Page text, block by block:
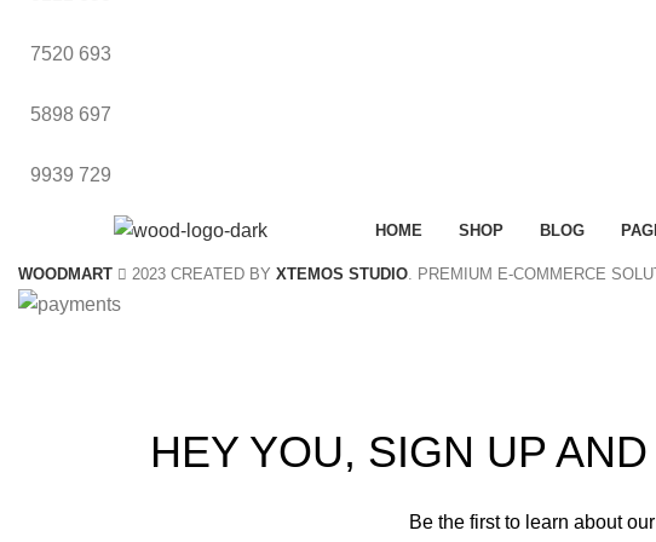
7520 693
5898 697
9939 729
HOME SHOP BLOG
WOODMART 2023 CREATED BY XTEMOS STUDIO. PREMIUM E-COMMERCE
HEY YOU, SIGN UP
Be the first to learn about